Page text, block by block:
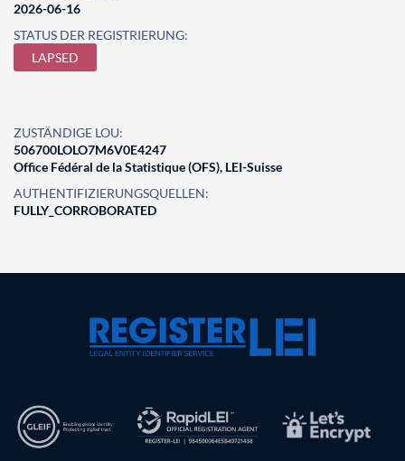
2026-06-16
STATUS DER REGISTRIERUNG:
LAPSED
ZUSTÄNDIGE LOU:
506700LOLO7M6V0E4247
Office Fédéral de la Statistique (OFS), LEI-Suisse
AUTHENTIFIZIERUNGSQUELLEN:
FULLY_CORROBORATED